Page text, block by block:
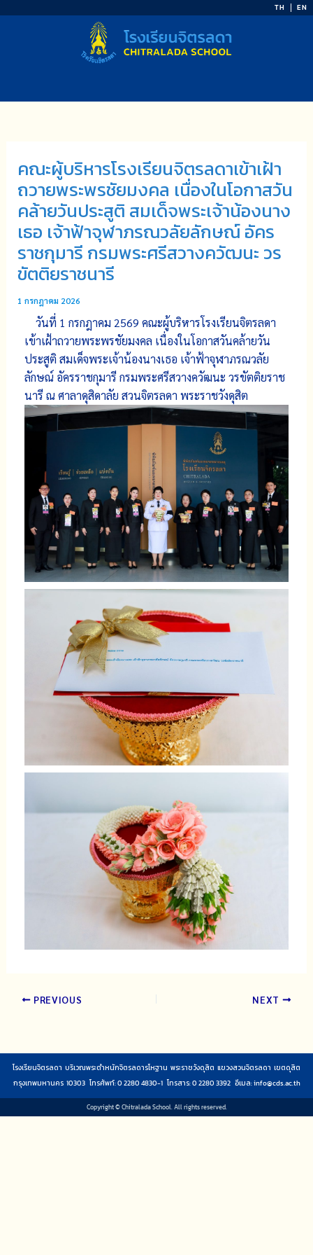
TH EN
คณะผู้บริหารโรงเรียนจิตรลดาเข้าเฝ้า
ถวายพระพรชัยมงคล เนื่องในโอกาสวัน
คล้ายวันประสูติ สมเด็จพระเจ้าน้องนาง
เธอ เจ้าฟ้าจุฬาภรณวลัยลักษณ์ อัคร
ราชกุมารี กรมพระศรีสวางควัฒนะ วร
ขัตติยราชนารี
1 กรกฎาคม 2026
วันที่​ 1 กรกฎาคม 2569 คณะผู้บริหารโรงเรียนจิตรลดา
เข้าเฝ้าถวายพระพรชัยมงคล เนื่องในโอกาสวันคล้ายวัน
ประสูติ สมเด็จพระเจ้าน้องนางเธอ เจ้าฟ้าจุฬาภรณวลัย
ลักษณ์ อัครราชกุมารี กรมพระศรีสวางควัฒนะ วรขัตติยราช
นารี ณ ศาลาดุสิดาลัย สวนจิตรลดา พระราชวังดุสิต
PREVIOUS NEXT
โรงเรียนจิตรลดา บริเวณพระตำหนักจิตรลดารโหฐาน พระราชวังดุสิต แขวงสวนจิตรลดา เขตดุสิต
กรุงเทพมหานคร 10303 โทรศัพท์: 0 2280 4830-1 โทรสาร: 0 2280 3392 อีเมล:info@cds.ac.th
Copyright © Chitralada School. All rights reserved.